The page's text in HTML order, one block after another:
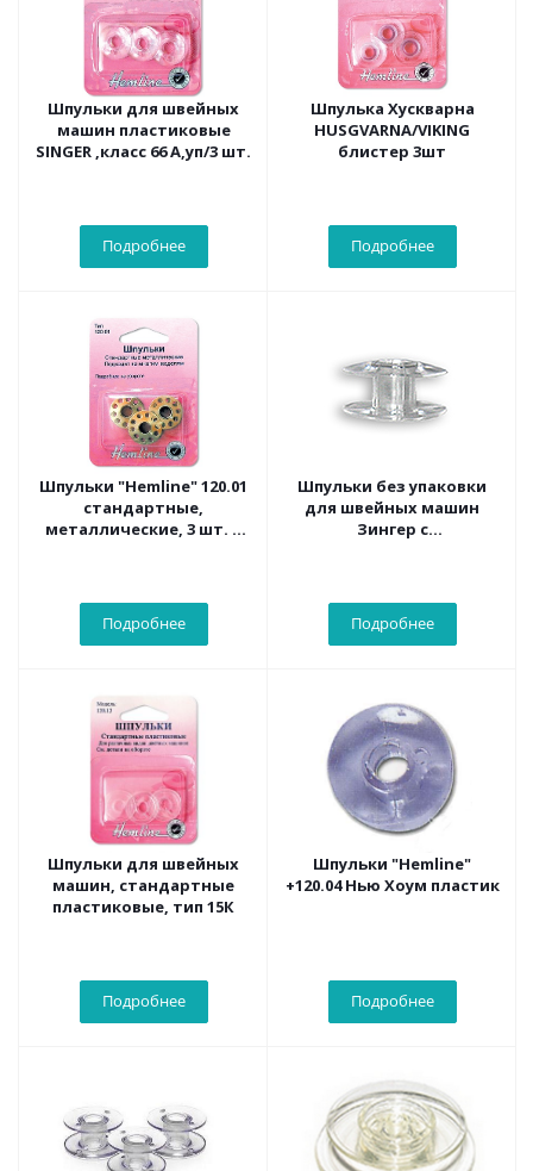
Шпульки для швейных
машин пластиковые
SINGER ,класс 66 А,уп/3 шт.
Подробнее
Шпулька Хускварна
HUSGVARNA/VIKING
блистер 3шт
Подробнее
Шпульки "Hemline" 120.01
стандартные,
металлические, 3 шт. в
Подробнее
Шпульки без упаковки
для швейных машин
Зингер с
Подробнее
Шпульки для швейных
машин, стандартные
пластиковые, тип 15К
Подробнее
Шпульки "Hemline"
+120.04 Нью Хоум пластик
Подробнее